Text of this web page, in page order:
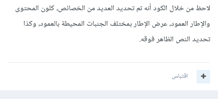
لاحظ من خلال الكود أنه تم تحديد العديد من الخصائص، كلون المحتوى
والإطار العمود، عرض الإطار بمختلف الجنبات المحيطة بالعمود، وكذا
تحديد النص الظاهر فوقه.
اقتباس